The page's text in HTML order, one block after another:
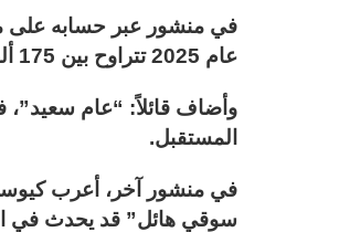
في منشور عبر حسابه على
عام 2025 تتراوح بين 175 ألف دولار و350 ألف دولار.
وأضاف قائلاً: “عام سعيد”،
المستقبل.
في منشور آخر، أعرب
سوقي هائل” قد يحدث في